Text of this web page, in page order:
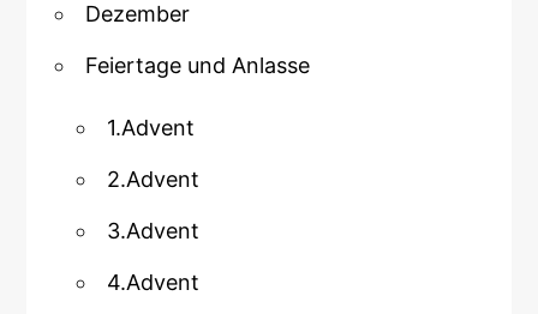
Dezember
Feiertage und Anlasse
1.Advent
2.Advent
3.Advent
4.Advent